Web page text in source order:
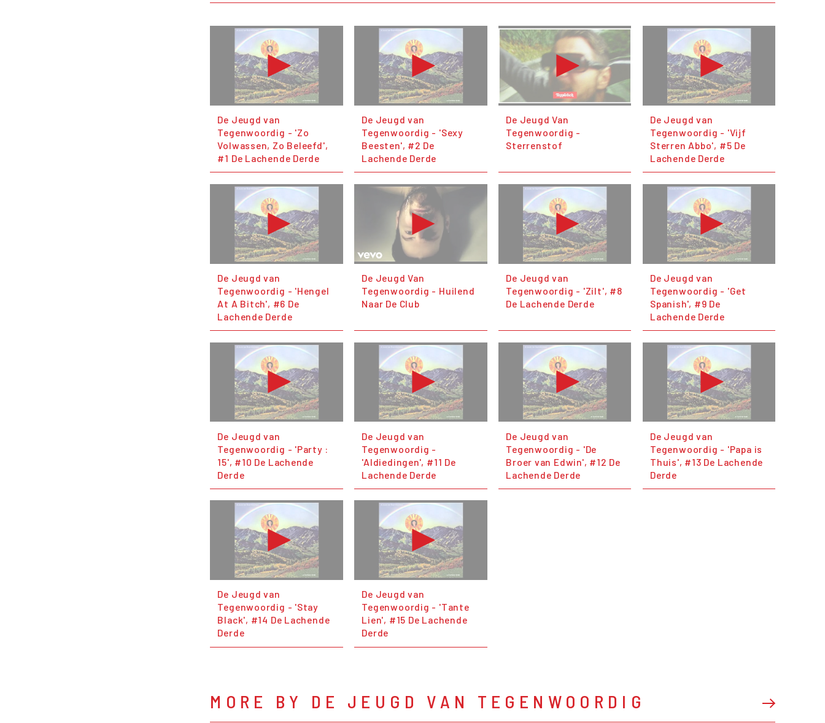
De Jeugd van
Tegenwoordig - 'Zo
Volwassen, Zo Beleefd',
#1 De Lachende Derde
De Jeugd van
Tegenwoordig - 'Sexy
Beesten', #2 De
Lachende Derde
De Jeugd Van
Tegenwoordig -
Sterrenstof
De Jeugd van
Tegenwoordig - 'Vijf
Sterren Abbo', #5 De
Lachende Derde
De Jeugd van
Tegenwoordig - 'Hengel
At A Bitch', #6 De
Lachende Derde
De Jeugd Van
Tegenwoordig - Huilend
Naar De Club
De Jeugd van
Tegenwoordig - 'Zilt', #8
De Lachende Derde
De Jeugd van
Tegenwoordig - 'Get
Spanish', #9 De
Lachende Derde
De Jeugd van
Tegenwoordig - 'Party :
15', #10 De Lachende
Derde
De Jeugd van
Tegenwoordig -
'Aldiedingen', #11 De
Lachende Derde
De Jeugd van
Tegenwoordig - 'De
Broer van Edwin', #12 De
Lachende Derde
De Jeugd van
Tegenwoordig - 'Papa is
Thuis', #13 De Lachende
Derde
De Jeugd van
Tegenwoordig - 'Stay
Black', #14 De Lachende
Derde
De Jeugd van
Tegenwoordig - 'Tante
Lien', #15 De Lachende
Derde
MORE BY DE JEUGD VAN TEGENWOORDIG